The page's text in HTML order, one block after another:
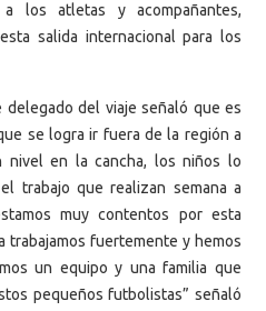
a los atletas y acompañantes,
salida internacional para los
delegado del viaje señaló que es
se logra ir fuera de la región a
nivel en la cancha, los niños lo
trabajo que realizan semana a
muy contentos por esta
trabajamos fuertemente y hemos
un equipo y una familia que
pequeños futbolistas” señaló